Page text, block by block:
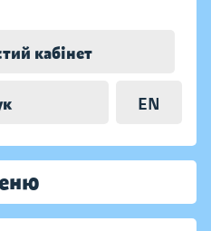
кабінет
EN